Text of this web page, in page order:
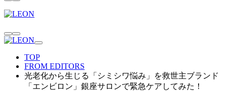
TOP
FROM EDITORS
光老化から生じる「シミシワ悩み」を救世主ブランド
「エンビロン」銀座サロンで緊急ケアしてみた！